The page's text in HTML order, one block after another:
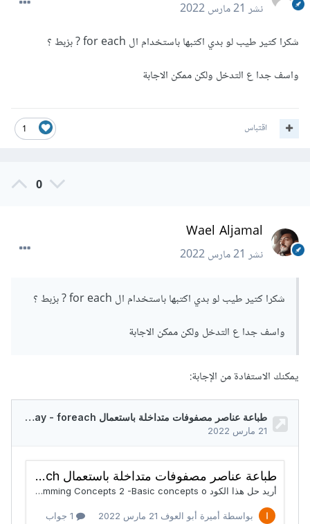
نشر21 مارس 2022
شكرا كتير طيب لو بدي اكتبها باستخدام ال for each ? بزبط ؟
واسف جدا ع التدخل ولكن ممكن الاجابة
1 اقتباس
0
Wael Aljamal
نشر21 مارس 2022
شكرا كتير طيب لو بدي اكتبها باستخدام ال for each ? بزبط ؟
واسف جدا ع التدخل ولكن ممكن الاجابة
يمكنك الاستفادة من الإجابة: